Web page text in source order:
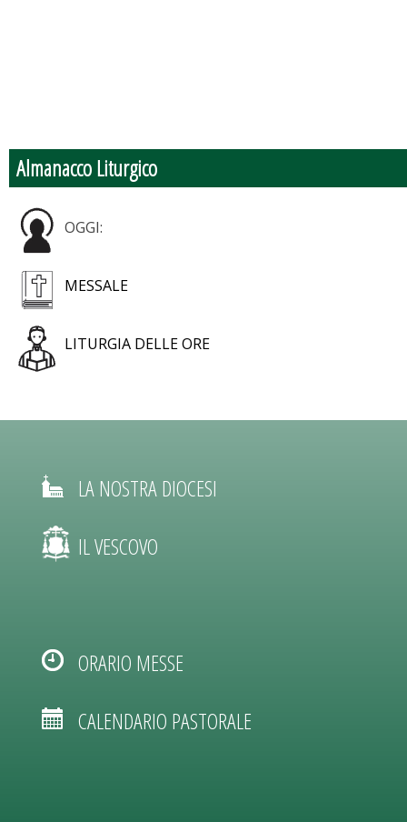
Almanacco Liturgico
OGGI:
MESSALE
LITURGIA DELLE ORE
LA NOSTRA DIOCESI
IL VESCOVO
ORARIO MESSE
CALENDARIO PASTORALE